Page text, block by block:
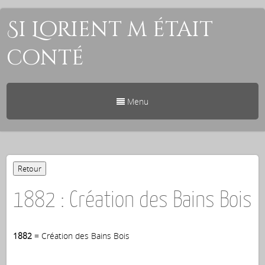
Si Lorient m était
conté
Menu
1882 : Création des Bains Bois
1882= Création des Bains Bois